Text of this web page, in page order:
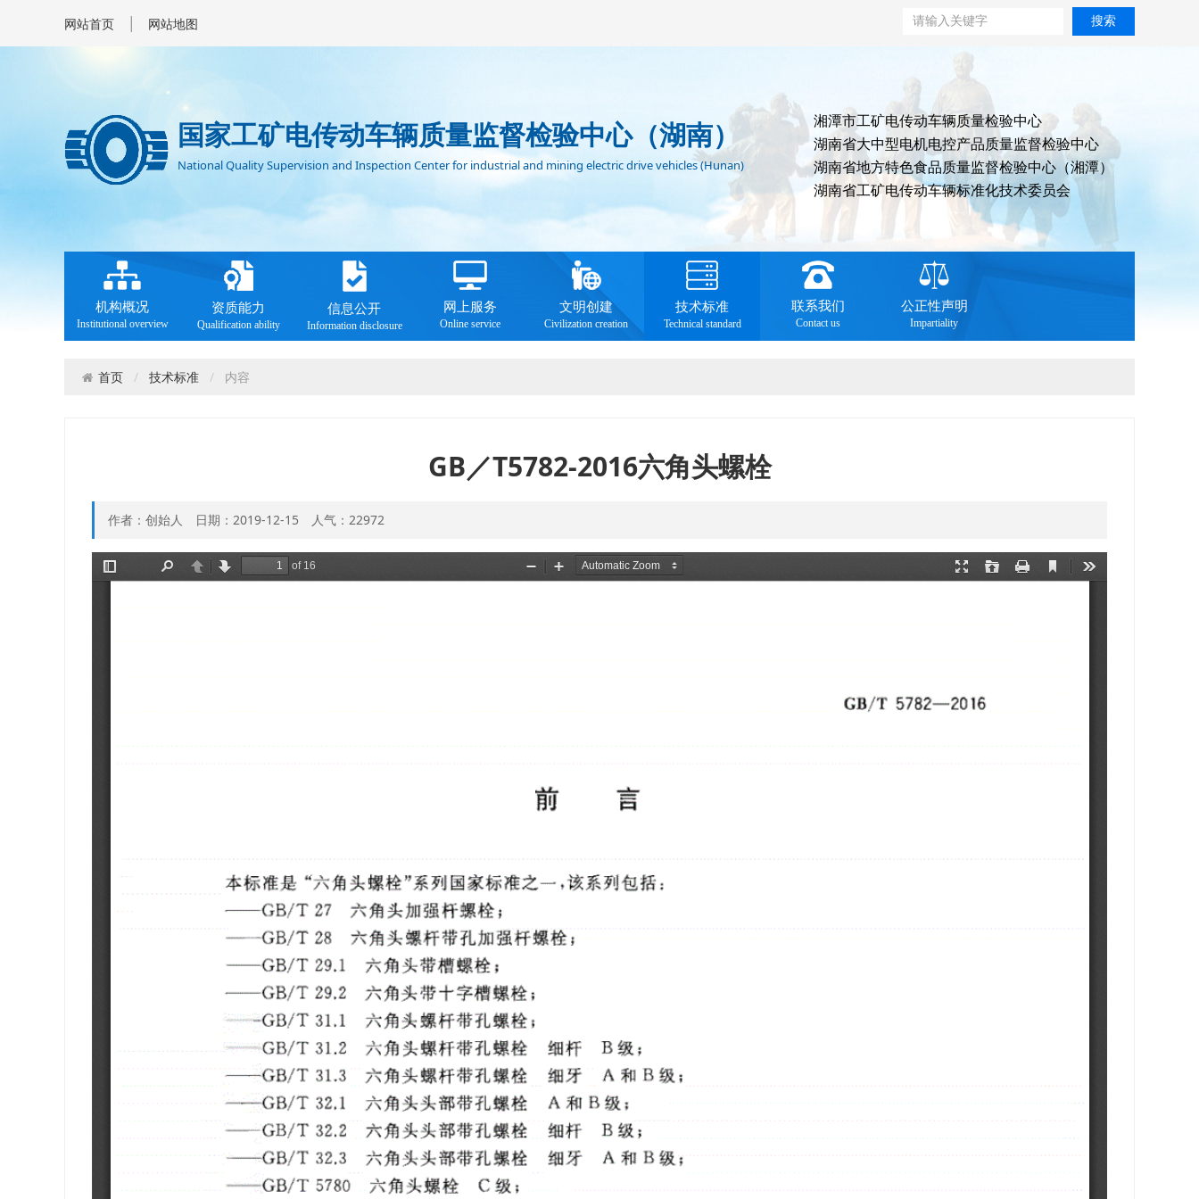
网站首页 | 网站地图 搜索
国家工矿电传动车辆质量监督检验中心（湖南）
National Quality Supervision and Inspection Center for industrial and mining electric drive vehicles (Hunan)
湘潭市工矿电传动车辆质量检验中心
湖南省大中型电机电控产品质量监督检验中心
湖南省地方特色食品质量监督检验中心（湘潭）
湖南省工矿电传动车辆标准化技术委员会
机构概况
Institutional overview
资质能力
Qualification ability
信息公开
Information disclosure
网上服务
Online service
文明创建
Civilization creation
技术标准
Technical standard
联系我们
Contact us
公正性声明
Impartiality
首页 技术标准 内容
GB／T5782-2016六角头螺栓
作者：创始人 日期：2019-12-15 人气：22972